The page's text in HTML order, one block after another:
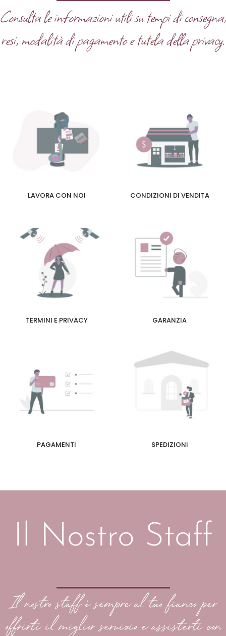
Consulta le informazioni utili su tempi di consegna,
resi, modalità di pagamento e tutela della privacy.
LAVORA CON NOI CONDIZIONI DI VENDITA
TERMINI E PRIVACY GARANZIA
PAGAMENTI SPEDIZIONI
Il Nostro Staff
Il nostro staff è sempre al tuo fianco per
offrirti il miglior servizio e assisterti con